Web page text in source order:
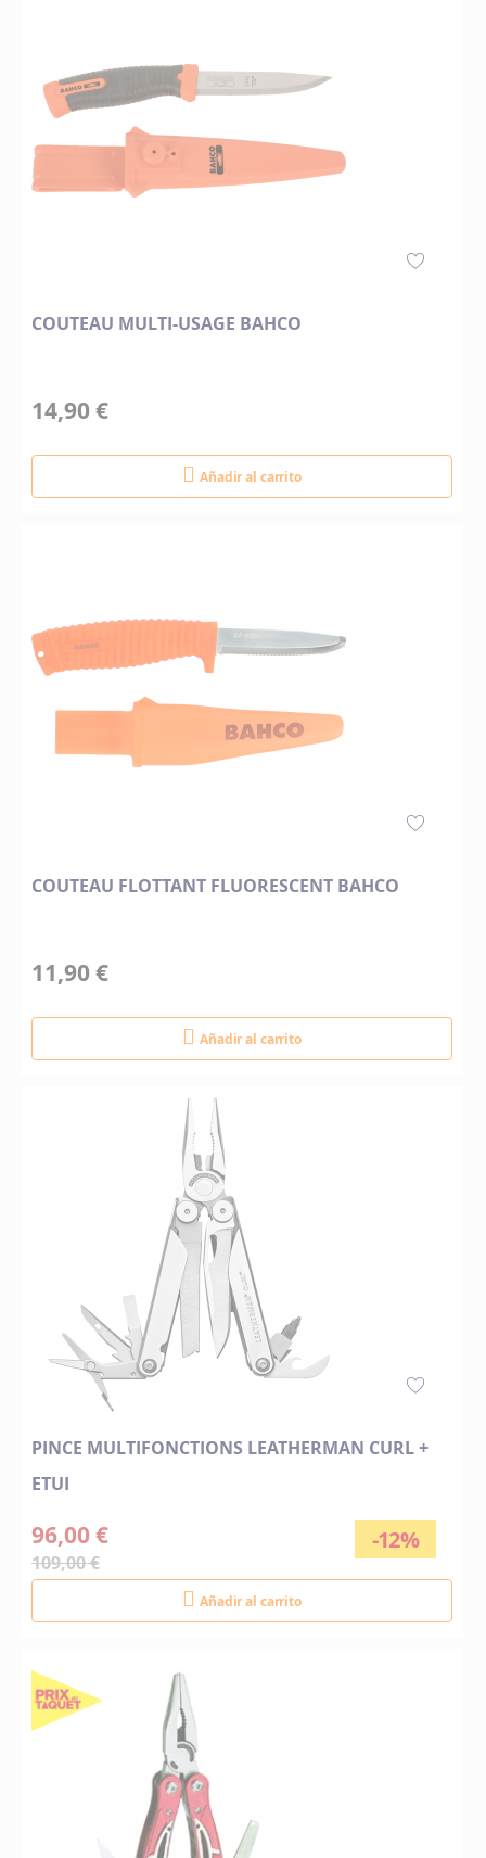
COUTEAU MULTI-USAGE BAHCO
14,90 €
Añadir al carrito
COUTEAU FLOTTANT FLUORESCENT BAHCO
11,90 €
Añadir al carrito
PINCE MULTIFONCTIONS LEATHERMAN CURL +
ETUI
-12%
96,00 €
109,00 €
Añadir al carrito